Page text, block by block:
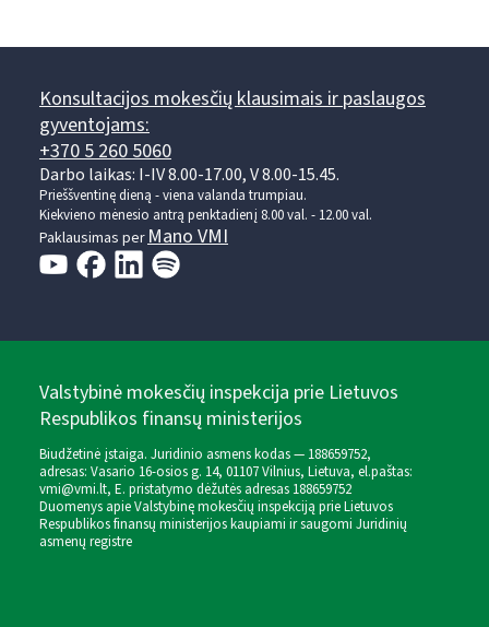
Konsultacijos mokesčių klausimais ir paslaugos
gyventojams:
+370 5 260 5060
Darbo laikas: I-IV 8.00-17.00, V 8.00-15.45.
Prieššventinę dieną - viena valanda trumpiau.
Kiekvieno mėnesio antrą penktadienį 8.00 val. - 12.00 val.
Paklausimas per Mano VMI
Valstybinė mokesčių inspekcija prie Lietuvos
Respublikos finansų ministerijos
Biudžetinė įstaiga. Juridinio asmens kodas — 188659752,
adresas: Vasario 16-osios g. 14, 01107 Vilnius, Lietuva, el.paštas:
vmi@vmi.lt, E. pristatymo dėžutės adresas 188659752
Duomenys apie Valstybinę mokesčių inspekciją prie Lietuvos
Respublikos finansų ministerijos kaupiami ir saugomi Juridinių
asmenų registre